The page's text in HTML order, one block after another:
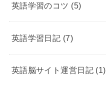
英語学習のコツ (5)
英語学習日記 (7)
英語脳サイト運営日記 (1)